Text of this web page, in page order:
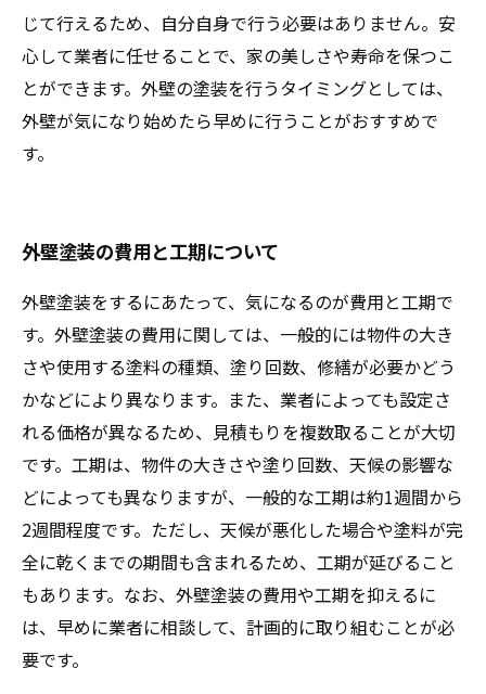
じて行えるため、自分自身で行う必要はありません。安
心して業者に任せることで、家の美しさや寿命を保つこ
とができます。外壁の塗装を行うタイミングとしては、
外壁が気になり始めたら早めに行うことがおすすめで
す。
外壁塗装の費用と工期について
外壁塗装をするにあたって、気になるのが費用と工期で
す。外壁塗装の費用に関しては、一般的には物件の大き
さや使用する塗料の種類、塗り回数、修繕が必要かどう
かなどにより異なります。また、業者によっても設定さ
れる価格が異なるため、見積もりを複数取ることが大切
です。工期は、物件の大きさや塗り回数、天候の影響な
どによっても異なりますが、一般的な工期は約1週間から
2週間程度です。ただし、天候が悪化した場合や塗料が完
全に乾くまでの期間も含まれるため、工期が延びること
もあります。なお、外壁塗装の費用や工期を抑えるに
は、早めに業者に相談して、計画的に取り組むことが必
要です。